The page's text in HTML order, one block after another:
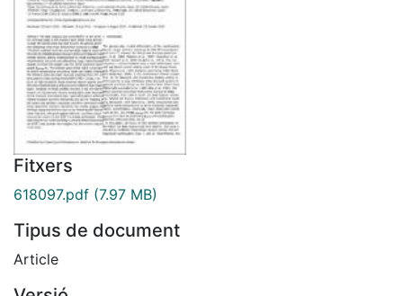
Fitxers
618097.pdf (7.97 MB)
Tipus de document
Article